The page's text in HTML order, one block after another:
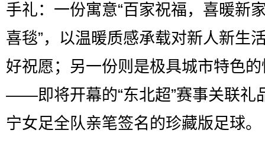
手礼：一份寓意“百家祝福，喜暖新
喜毯”，以温暖质感承载对新人新生
好祝愿；另一份则是极具城市特色
——即将开幕的“东北超”赛事关联礼
宁女足全队亲笔签名的珍藏版足球。